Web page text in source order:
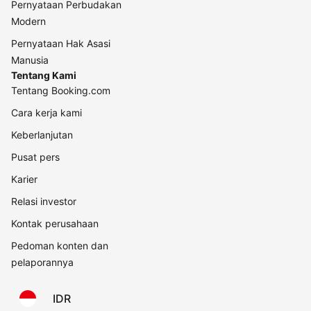
Pernyataan Perbudakan
Modern
Pernyataan Hak Asasi
Manusia
Tentang Kami
Tentang Booking.com
Cara kerja kami
Keberlanjutan
Pusat pers
Karier
Relasi investor
Kontak perusahaan
Pedoman konten dan
pelaporannya
IDR